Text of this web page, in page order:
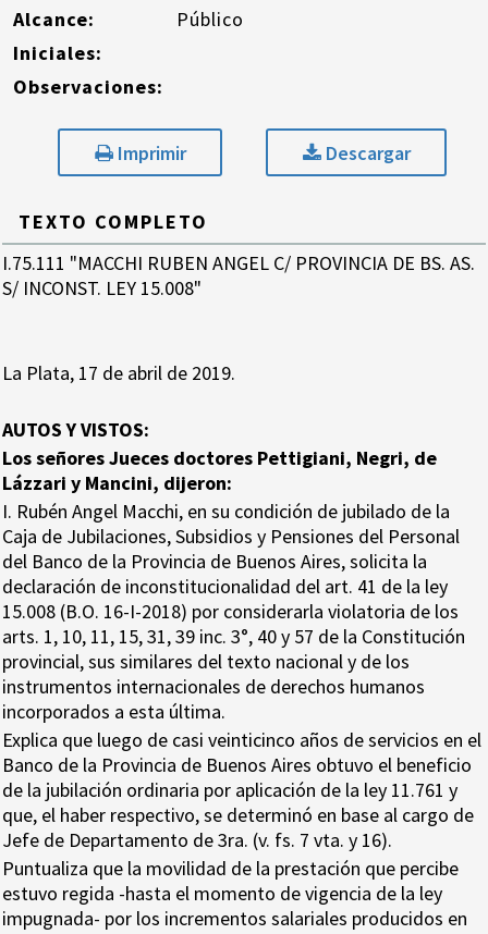
Alcance:
Público
Iniciales:
Observaciones:
Imprimir Descargar
TEXTO COMPLETO
I.75.111 "MACCHI RUBEN ANGEL C/ PROVINCIA DE BS. AS.
S/ INCONST. LEY 15.008"
La Plata, 17 de abril de 2019.
AUTOS Y VISTOS:
Los señores Jueces doctores Pettigiani, Negri, de
Lázzari y Mancini, dijeron:
I. Rubén Angel Macchi, en su condición de jubilado de la
Caja de Jubilaciones, Subsidios y Pensiones del Personal
del Banco de la Provincia de Buenos Aires, solicita la
declaración de inconstitucionalidad del art. 41 de la ley
15.008 (B.O. 16-I-2018) por considerarla violatoria de los
arts. 1, 10, 11, 15, 31, 39 inc. 3°, 40 y 57 de la Constitución
provincial, sus similares del texto nacional y de los
instrumentos internacionales de derechos humanos
incorporados a esta última.
Explica que luego de casi veinticinco años de servicios en el
Banco de la Provincia de Buenos Aires obtuvo el beneficio
de la jubilación ordinaria por aplicación de la ley 11.761 y
que, el haber respectivo, se determinó en base al cargo de
Jefe de Departamento de 3ra. (v. fs. 7 vta. y 16).
Puntualiza que la movilidad de la prestación que percibe
estuvo regida -hasta el momento de vigencia de la ley
impugnada- por los incrementos salariales producidos en